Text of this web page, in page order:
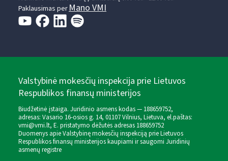
Paklausimas perMano VMI
Valstybinė mokesčių inspekcija prie Lietuvos
Respublikos finansų ministerijos
Biudžetinė įstaiga. Juridinio asmens kodas — 188659752,
adresas: Vasario 16-osios g. 14, 01107 Vilnius, Lietuva, el.paštas:
vmi@vmi.lt, E. pristatymo dėžutės adresas 188659752
Duomenys apie Valstybinę mokesčių inspekciją prie Lietuvos
Respublikos finansų ministerijos kaupiami ir saugomi Juridinių
asmenų registre